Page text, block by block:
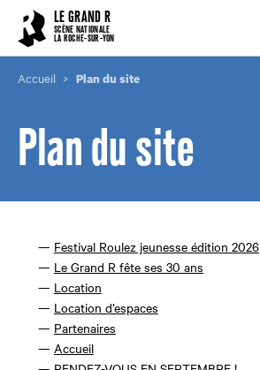
LE GRAND R
SCÈNE NATIONALE
LA ROCHE-SUR-YON
Accueil Plan du site
Plan du site
Festival Roulez jeunesse édition 2026
Le Grand R fête ses 30 ans
Location
Location d’espaces
Partenaires
Accueil
Cookies management panel